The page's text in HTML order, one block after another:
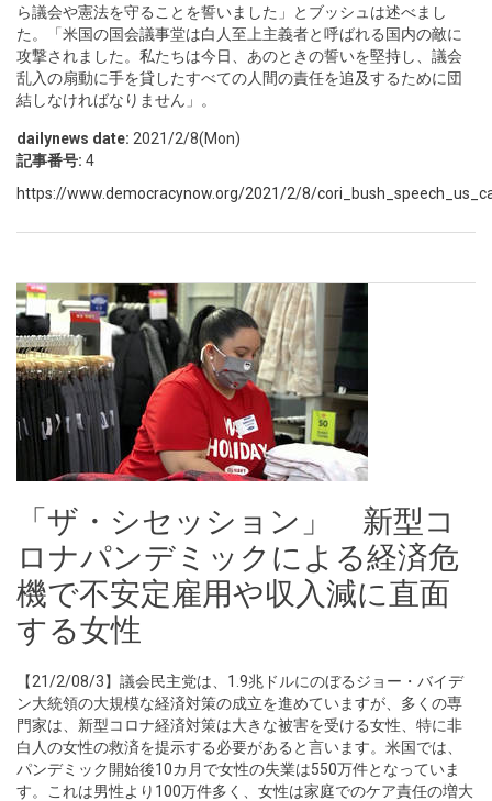
ら議会や憲法を守ることを誓いました」とブッシュは述べまし
た。「米国の国会議事堂は白人至上主義者と呼ばれる国内の敵に
攻撃されました。私たちは今日、あのときの誓いを堅持し、議会
乱入の扇動に手を貸したすべての人間の責任を追及するために団
結しなければなりません」。
dailynews date: 2021/2/8(Mon)
記事番号: 4
https://www.democracynow.org/2021/2/8/
「ザ・シセッション」 新型コ
ロナパンデミックによる経済危
機で不安定雇用や収入減に直面
する女性
【21/2/08/3】議会民主党は、1.9兆ドルにのぼるジョー・バイデ
ン大統領の大規模な経済対策の成立を進めていますが、多くの専
門家は、新型コロナ経済対策は大きな被害を受ける女性、特に非
白人の女性の救済を提示する必要があると言います。米国では、
パンデミック開始後10カ月で女性の失業は550万件となっていま
す。これは男性より100万件多く、女性は家庭でのケア責任の増大